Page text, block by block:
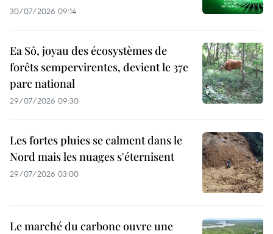
30/07/2026 09:14
Ea Sô, joyau des écosystèmes de
forêts sempervirentes, devient le 37e
parc national
29/07/2026 09:30
Les fortes pluies se calment dans le
Nord mais les nuages s'éternisent
29/07/2026 03:00
Le marché du carbone ouvre une